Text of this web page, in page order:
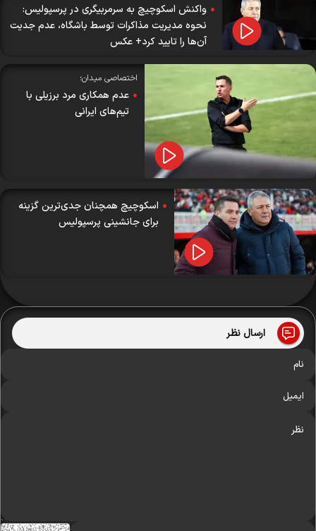
واکنش اسکوچیچ به سرمربیگری در پرسپولیس:
نحوه‌ مدیریت مذاکرات توسط باشگاه، عدم جدیت
آن‌ها را تایید کرد+ عکس
اختصاصی میدان؛
عدم همکاری مرد برزیلی با
تیم‌های ایرانی
اسکوچیچ همچنان جدی‌ترین گزینه
برای جانشینی پرسپولیس
ارسال نظر